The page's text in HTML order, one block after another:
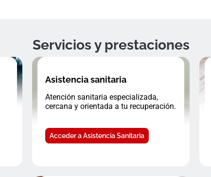
Servicios y prestaciones
Asistencia sanitaria
Atención sanitaria especializada,
cercana y orientada a tu recuperación.
Acceder a Asistencia Sanitaria